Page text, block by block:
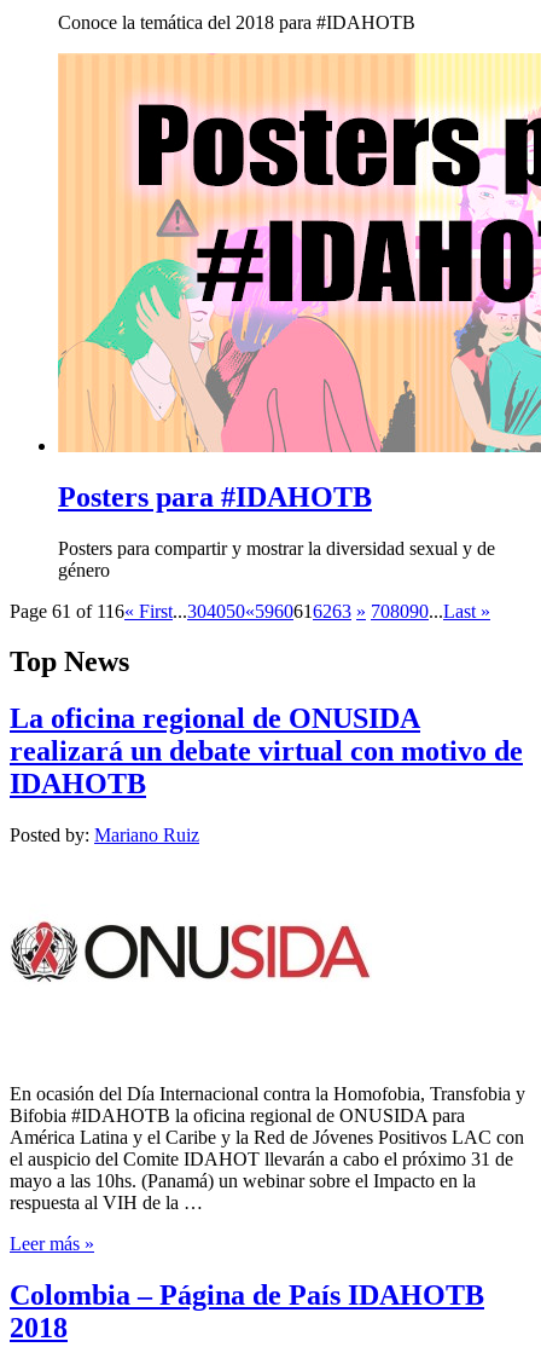
Conoce la temática del 2018 para #IDAHOTB
Posters para #IDAHOTB
Posters para compartir y mostrar la diversidad sexual y de
género
Page 61 of 116« First...304050«5960616263 » 708090...Last »
Top News
La oficina regional de ONUSIDA
realizará un debate virtual con motivo de
IDAHOTB
Posted by: Mariano Ruiz
En ocasión del Día Internacional contra la Homofobia, Transfobia y
Bifobia #IDAHOTB la oficina regional de ONUSIDA para
América Latina y el Caribe y la Red de Jóvenes Positivos LAC con
el auspicio del Comite IDAHOT llevarán a cabo el próximo 31 de
mayo a las 10hs. (Panamá) un webinar sobre el Impacto en la
respuesta al VIH de la …
Leer más »
Colombia – Página de País IDAHOTB
2018